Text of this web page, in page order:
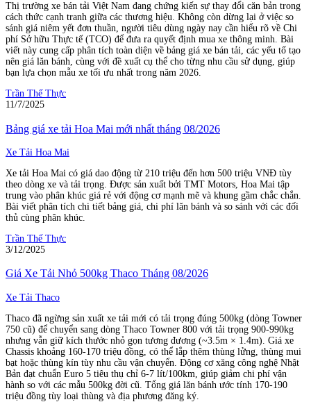
Thị trường xe bán tải Việt Nam đang chứng kiến sự thay đổi căn bản trong
cách thức cạnh tranh giữa các thương hiệu. Không còn dừng lại ở việc so
sánh giá niêm yết đơn thuần, người tiêu dùng ngày nay cần hiểu rõ về Chi
phí Sở hữu Thực tế (TCO) để đưa ra quyết định mua xe thông minh. Bài
viết này cung cấp phân tích toàn diện về bảng giá xe bán tải, các yếu tố tạo
nên giá lăn bánh, cùng với đề xuất cụ thể cho từng nhu cầu sử dụng, giúp
bạn lựa chọn mẫu xe tối ưu nhất trong năm 2026.
Trần Thế Thực
11/7/2025
Bảng giá xe tải Hoa Mai mới nhất tháng 08/2026
Xe Tải Hoa Mai
Xe tải Hoa Mai có giá dao động từ 210 triệu đến hơn 500 triệu VNĐ tùy
theo dòng xe và tải trọng. Được sản xuất bởi TMT Motors, Hoa Mai tập
trung vào phân khúc giá rẻ với động cơ mạnh mẽ và khung gầm chắc chắn.
Bài viết phân tích chi tiết bảng giá, chi phí lăn bánh và so sánh với các đối
thủ cùng phân khúc.
Trần Thế Thực
3/12/2025
Giá Xe Tải Nhỏ 500kg Thaco Tháng 08/2026
Xe Tải Thaco
Thaco đã ngừng sản xuất xe tải mới có tải trọng đúng 500kg (dòng Towner
750 cũ) để chuyển sang dòng Thaco Towner 800 với tải trọng 900-990kg
nhưng vẫn giữ kích thước nhỏ gọn tương đương (~3.5m × 1.4m). Giá xe
Chassis khoảng 160-170 triệu đồng, có thể lắp thêm thùng lửng, thùng mui
bạt hoặc thùng kín tùy nhu cầu vận chuyển. Động cơ xăng công nghệ Nhật
Bản đạt chuẩn Euro 5 tiêu thụ chỉ 6-7 lít/100km, giúp giảm chi phí vận
hành so với các mẫu 500kg đời cũ. Tổng giá lăn bánh ước tính 170-190
triệu đồng tùy loại thùng và địa phương đăng ký.